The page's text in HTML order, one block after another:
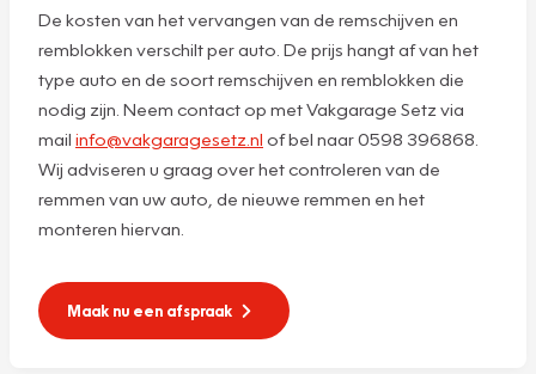
De kosten van het vervangen van de remschijven en
remblokken verschilt per auto. De prijs hangt af van het
type auto en de soort remschijven en remblokken die
nodig zijn. Neem contact op met Vakgarage Setz via
mail info@vakgaragesetz.nl of bel naar 0598 396868.
Wij adviseren u graag over het controleren van de
remmen van uw auto, de nieuwe remmen en het
monteren hiervan.
Maak nu een afspraak